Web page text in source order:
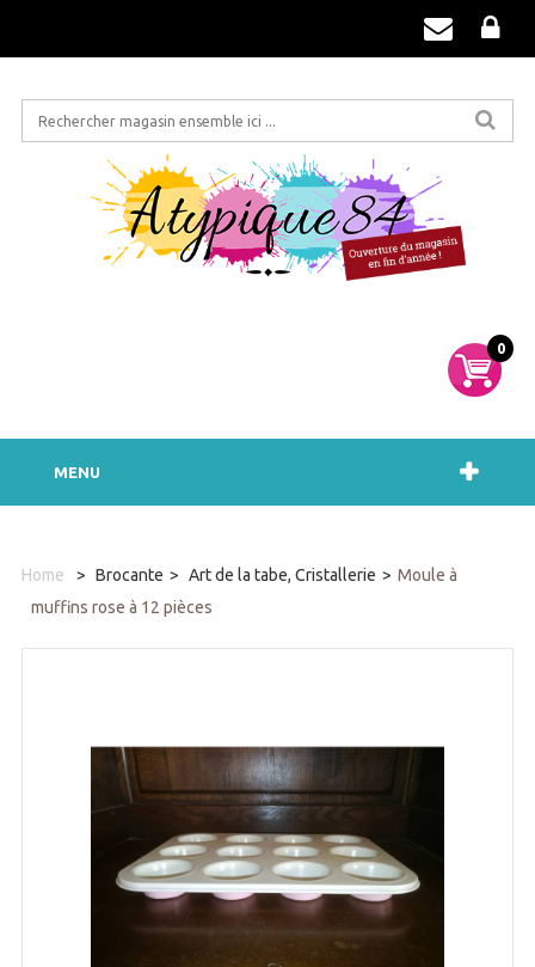
0
MENU
Home > Brocante > Art de la tabe, Cristallerie > Moule à
muffins rose à 12 pièces